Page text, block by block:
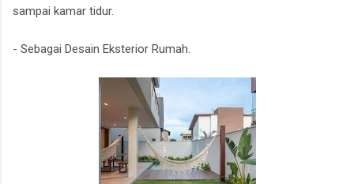
sampai kamar tidur.
- Sebagai Desain Eksterior Rumah.